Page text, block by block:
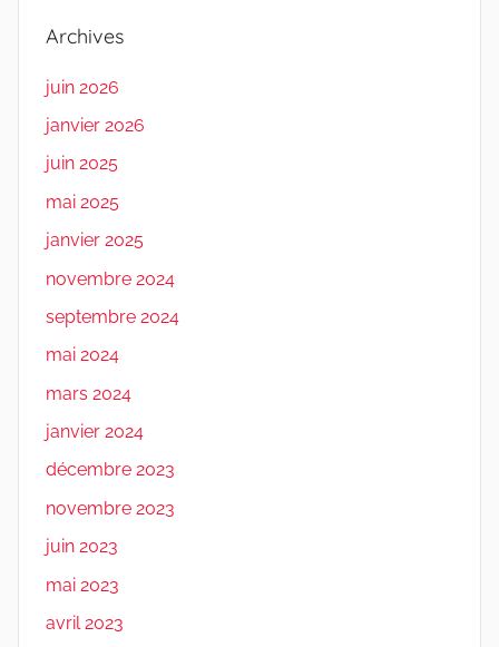
Archives
juin 2026
janvier 2026
juin 2025
mai 2025
janvier 2025
novembre 2024
septembre 2024
mai 2024
mars 2024
janvier 2024
décembre 2023
novembre 2023
juin 2023
mai 2023
avril 2023